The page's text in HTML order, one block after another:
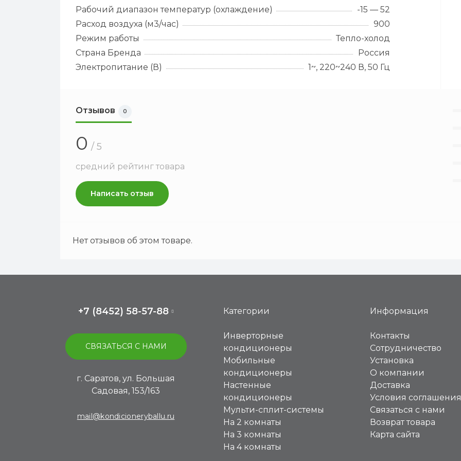
Рабочий диапазон температур (охлаждение)
-15 — 52
Расход воздуха (м3/час)
900
Режим работы
Тепло-холод
Страна Бренда
Россия
Электропитание (В)
1~, 220~240 В, 50 Гц
Отзывов 0
0 / 5
средний рейтинг товара
Написать отзыв
Нет отзывов об этом товаре.
+7 (8452) 58-57-88
СВЯЗАТЬСЯ С НАМИ
г. Саратов, ул. Большая
Садовая, 153/163
mail@kondicioneryballu.ru
Категории
Инверторные
кондиционеры
Мобильные
кондиционеры
Настенные
кондиционеры
Мульти-сплит-системы
На 2 комнаты
На 3 комнаты
На 4 комнаты
Информация
Контакты
Сотрудничество
Установка
О компании
Доставка
Условия соглашения
Связаться с нами
Возврат товара
Карта сайта